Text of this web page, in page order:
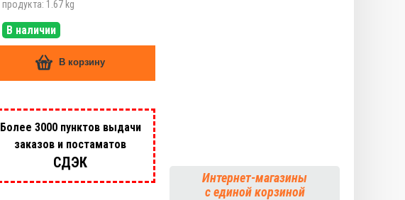
продукта: 1.67 kg
В наличии
В корзину
Более 3000 пунктов выдачи
заказов и постаматов
СДЭК
Интернет-магазины
с единой корзиной